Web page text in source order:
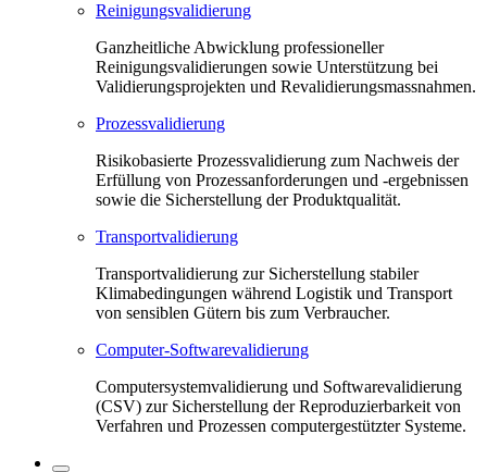
Reinigungsvalidierung
Ganzheitliche Abwicklung professioneller
Reinigungsvalidierungen sowie Unterstützung bei
Validierungsprojekten und Revalidierungsmassnahmen.
Prozessvalidierung
Risikobasierte Prozessvalidierung zum Nachweis der
Erfüllung von Prozessanforderungen und -ergebnissen
sowie die Sicherstellung der Produktqualität.
Transportvalidierung
Transportvalidierung zur Sicherstellung stabiler
Klimabedingungen während Logistik und Transport
von sensiblen Gütern bis zum Verbraucher.
Computer-Softwarevalidierung
Computersystemvalidierung und Softwarevalidierung
(CSV) zur Sicherstellung der Reproduzierbarkeit von
Verfahren und Prozessen computergestützter Systeme.